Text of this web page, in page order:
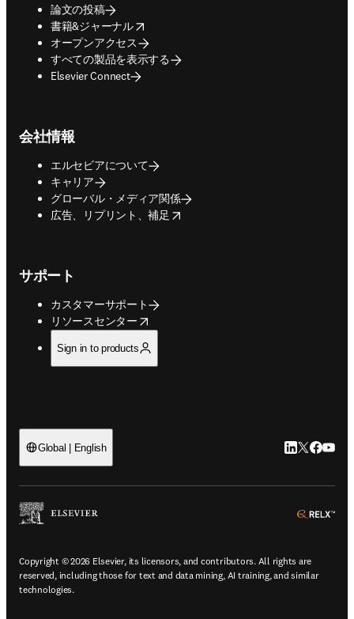
論文の投稿
書籍&ジャーナル
opens in new tab/window
オープンアクセス
すべての製品を表示する
Elsevier Connect
会社情報
エルセビアについて
キャリア
グローバル・メディア関係
広告、リプリント、補足
opens in new tab/window
サポート
カスタマーサポート
リソースセンター
opens in new tab/window
Sign in to products
Global | English LinkedIn 新
Twitter 新
Copyright © 2026 Elsevier, its licensors, and contributors. All rights are
reserved, including those for text and data mining, AI training, and similar
technologies.